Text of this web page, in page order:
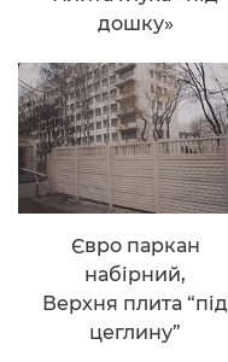
дошку»
Євро паркан
набірний,
Верхня плита “під
цеглину”